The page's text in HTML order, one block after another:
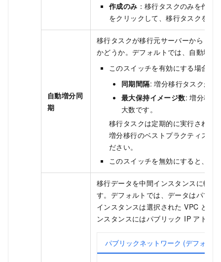
作成のみ ：移行タスクのみを作成
をクリックして、移行タスクを手
自動増分同
期
移行タスクが移行元サーバーから
かどうか。デフォルトでは、自動増
このスイッチを有効にする場合は
同期間隔: 増分移行タスクが
最大保持イメージ数: 増分移行
大数です。
移行タスクは定期的に実行され、
増分移行のベストプラクティスに
ださい。
このスイッチを無効にすると、移
移行データを中間インスタンスに転
す。デフォルトでは、データはパブ
インスタンスは選択された VPC と
ンスタンスにはパブリック IP アドレ
パブリックネットワーク (デフォル